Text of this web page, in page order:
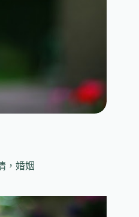
，婚姻